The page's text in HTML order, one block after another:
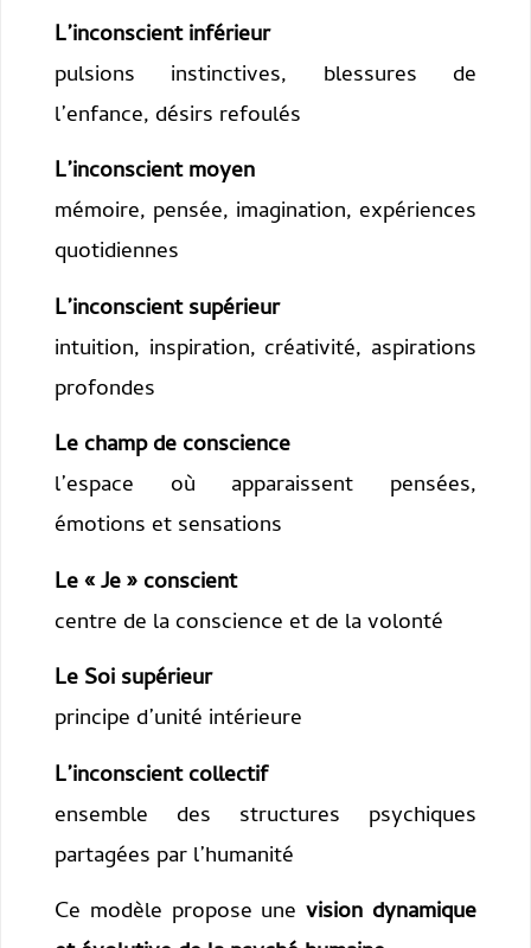
L’inconscient inférieur
pulsions instinctives, blessures de
l’enfance, désirs refoulés
L’inconscient moyen
mémoire, pensée, imagination, expériences
quotidiennes
L’inconscient supérieur
intuition, inspiration, créativité, aspirations
profondes
Le champ de conscience
l’espace où apparaissent pensées,
émotions et sensations
Le « Je » conscient
centre de la conscience et de la volonté
Le Soi supérieur
principe d’unité intérieure
L’inconscient collectif
ensemble des structures psychiques
partagées par l’humanité
Ce modèle propose unevision dynamique